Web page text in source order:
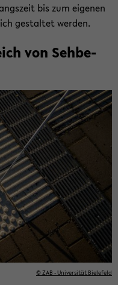
bis zum ei­ge­nen
ge­stal­tet wer­den.
von Seh­be­
© ZAB - Uni­ver­si­tät Bie­le­feld